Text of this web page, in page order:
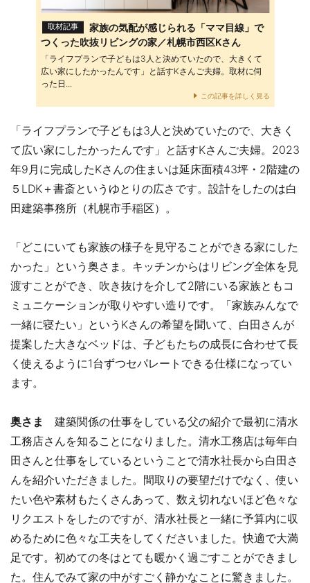
取材記事
家族の気配が感じられる「ママ目線」で
つくった吹抜リビングの家／札幌市西区Kさん
「ライフプランで子どもは3人と決めていたので、大きくて
広い家にしたかったんです」と話すKさんご夫婦。取材に伺
った日...
この記事を詳しく見る
「ライフプランで子どもは3人と決めていたので、大きく
て広い家にしたかったんです」と話すKさんご夫婦。2023
年9月に完成したKさんの住まいは延床面積43坪・2階建の
５LDK＋書斎というゆとりの広さです。設計をしたのは白
田建築事務所（札幌市手稲区）。
「どこにいても家族の様子を見守ることができる家にした
かった」という奥さま。キッチンからはリビング全体を見
渡すことができ、吹き抜けを介して2階にいる家族ともコ
ミュニケーションが取りやすい造りです。「家族みんなで
一緒に寝たい」というKさんの希望を聞いて、白田さんが
提案した大きなベッドは、子どもたちの成長に合わせて長
く使えるように1台ずつセパレートできる仕様になってい
ます。
奥さま
建築関係の仕事をしている父の紹介で最初に清水
工務店さんを知ることになりました。清水工務店は毎年白
田さんと仕事をしているということで清水社長から白田さ
んを紹介いただきました。間取りの要望だけでなく、使い
たい色や素材もたくさんあって、数え切れないほど色々な
リクエストをしたのですが、清水社長と一緒に予算内に収
めるために色々な工夫をしてくださいました。快適で大満
足です。初めての冬はとても暖かく過ごすことができまし
た。住んでみて家の中がすごく静かなことに驚きました。